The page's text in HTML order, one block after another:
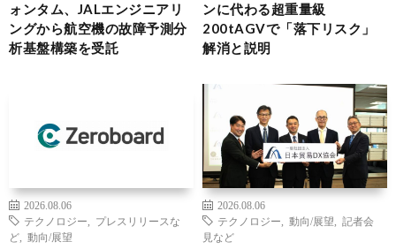
ォンタム、JALエンジニアリ
ングから航空機の故障予測分
析基盤構築を受託
ンに代わる超重量級
200tAGVで「落下リスク」
解消と説明
2026.08.06
テクノロジー
プレスリリースな
ど
動向/展望
2026.08.06
テクノロジー
動向/展望
記者会
見など